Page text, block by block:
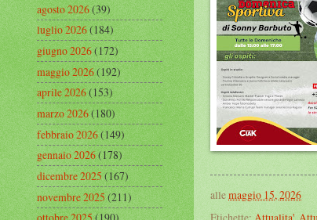
allemaggio 15, 2026
agosto 2026(39)
luglio 2026(184)
giugno 2026(172)
maggio 2026(192)
aprile 2026(153)
marzo 2026(180)
febbraio 2026(149)
gennaio 2026(178)
dicembre 2025(167)
novembre 2025(211)